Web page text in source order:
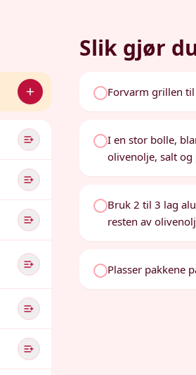
Slik gjør
Forvarm grillen
I en stor bolle,
olivenolje, salt
Bruk 2 til 3 lag
resten av
Plasser pakkene